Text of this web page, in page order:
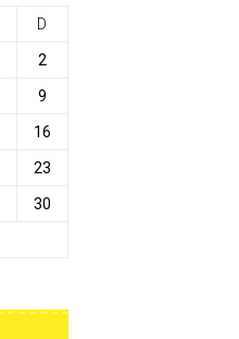
D
2
9
16
23
30